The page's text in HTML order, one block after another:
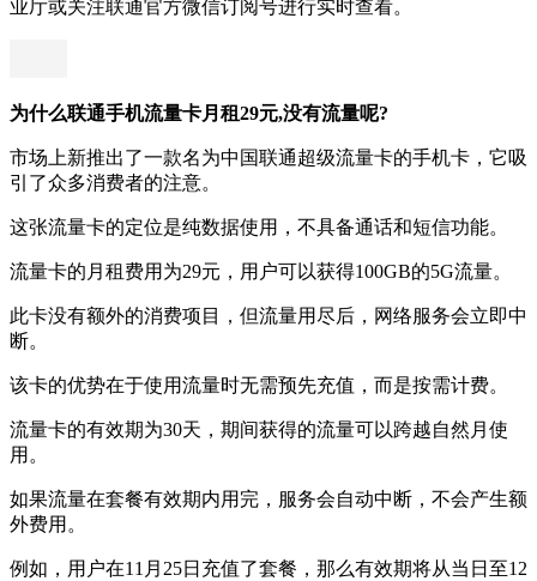
业厅或关注联通官方微信订阅号进行实时查看。
为什么联通手机流量卡月租29元,没有流量呢?
市场上新推出了一款名为中国联通超级流量卡的手机卡，它吸
引了众多消费者的注意。
这张流量卡的定位是纯数据使用，不具备通话和短信功能。
流量卡的月租费用为29元，用户可以获得100GB的5G流量。
此卡没有额外的消费项目，但流量用尽后，网络服务会立即中
断。
该卡的优势在于使用流量时无需预先充值，而是按需计费。
流量卡的有效期为30天，期间获得的流量可以跨越自然月使
用。
如果流量在套餐有效期内用完，服务会自动中断，不会产生额
外费用。
例如，用户在11月25日充值了套餐，那么有效期将从当日至12